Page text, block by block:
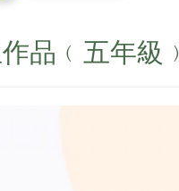
品﹙五年級﹚